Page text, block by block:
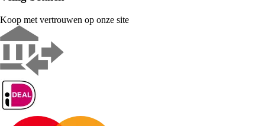
Koop met vertrouwen op onze site